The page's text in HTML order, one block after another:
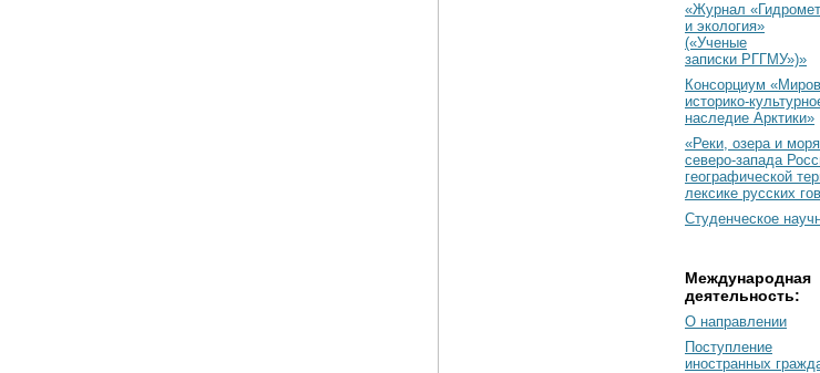
«Журнал
и экология»
(«Ученые
записки РГГМУ»)»
Консорциум
историко-
наследие Арктики»
«Реки, озера и моря
северо-запада
географической
лексике русских
Студенческое
Международная
деятельность:
О направлении
Поступление
иностранных